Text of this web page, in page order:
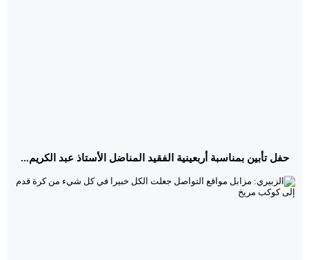
حفل تأبين بمناسبة أربعينية الفقيد المناضل الأستاذ عبد الكريم...